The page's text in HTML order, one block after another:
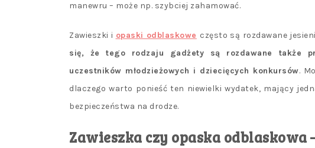
manewru – może np. szybciej zahamować.
Zawieszki i opaski odblaskowe często są rozdawane
się, że tego rodzaju gadżety są rozdawane także
uczestników młodzieżowych i dziecięcych konkursów.
dlaczego warto ponieść ten niewielki wydatek, mający
bezpieczeństwa na drodze.
Zawieszka czy opaska odblaskowa